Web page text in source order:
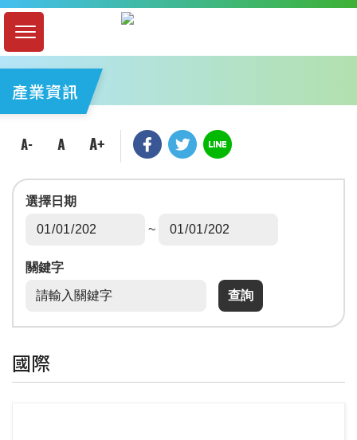
產業資訊
選擇日期
~
關鍵字
國際